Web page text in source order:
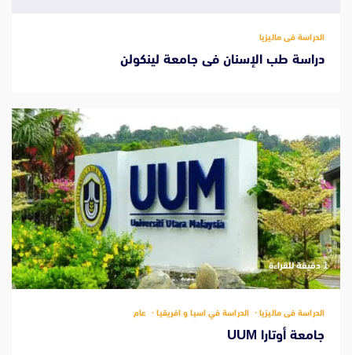
الدراسة فى ماليزيا
دراسة طب الإسنان فى جامعة لينكولن
‫1 دقيقة للقراءة
الدراسة فى ماليزيا الدراسة في اسيا و افريقيا عام
جامعة أوتارا UUM